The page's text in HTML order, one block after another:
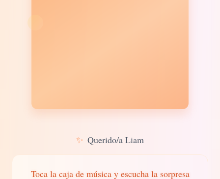
✨ Querido/a Liam
Toca la caja de música y escucha la sorpresa